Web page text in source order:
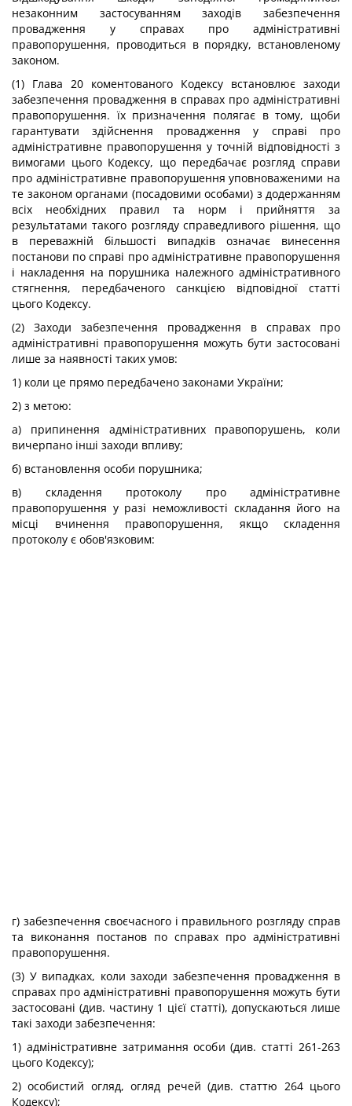
незаконним застосуванням заходів забезпечення
провадження у справах про адміністративні
правопорушення, проводиться в порядку, встановленому
законом.
(1) Глава 20 коментованого Кодексу встановлює заходи
забезпечення провадження в справах про адміністративні
правопорушення. їх призначення полягає в тому, щоби
гарантувати здійснення провадження у справі про
адміністративне правопорушення у точній відповідності з
вимогами цього Кодексу, що передбачає розгляд справи
про адміністративне правопорушення уповноваженими на
те законом органами (посадовими особами) з додержанням
всіх необхідних правил та норм і прийняття за
результатами такого розгляду справедливого рішення, що
в переважній більшості випадків означає винесення
постанови по справі про адміністративне правопорушення
і накладення на порушника належного адміністративного
стягнення, передбаченого санкцією відповідної статті
цього Кодексу.
(2) Заходи забезпечення провадження в справах про
адміністративні правопорушення можуть бути застосовані
лише за наявності таких умов:
1) коли це прямо передбачено законами України;
2) з метою:
а) припинення адміністративних правопорушень, коли
вичерпано інші заходи впливу;
б) встановлення особи порушника;
в) складення протоколу про адміністративне
правопорушення у разі неможливості складання його на
місці вчинення правопорушення, якщо складення
протоколу є обов'язковим:
г) забезпечення своєчасного і правильного розгляду справ
та виконання постанов по справах про адміністративні
правопорушення.
(3) У випадках, коли заходи забезпечення провадження в
справах про адміністративні правопорушення можуть бути
застосовані (див. частину 1 цієї статті), допускаються лише
такі заходи забезпечення:
1) адміністративне затримання особи (див. статті 261-263
цього Кодексу);
2) особистий огляд, огляд речей (див. статтю 264 цього
Кодексу);